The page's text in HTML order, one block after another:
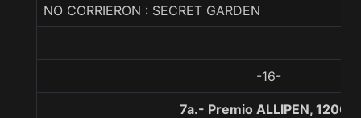
NO CORRIERON : SECRET GARDEN
-16-
7a.- Premio ALLIPEN, 1200